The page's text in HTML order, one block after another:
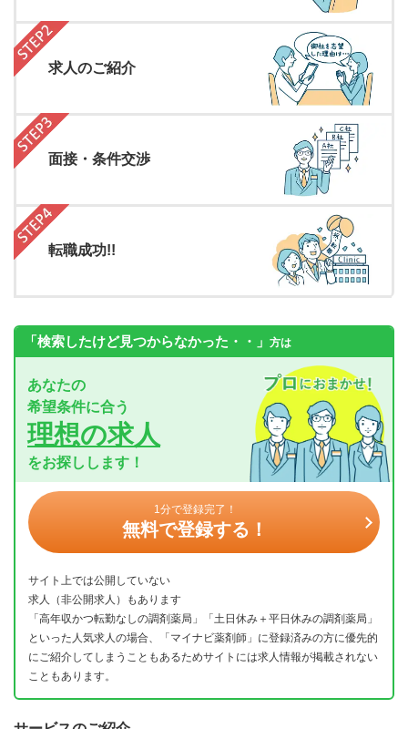
求人のご紹介
面接・条件交渉
転職成功!!
「検索したけど見つからなかった・・」 方は
あなたの
希望条件に合う
理想の求人
をお探しします！
1分で登録完了！
無料で登録する！
サイト上では公開していない
求人（非公開求人）もあります
「高年収かつ転勤なしの調剤薬局」「土日休み＋平日休みの調剤薬局」
といった人気求人の場合、「マイナビ薬剤師」に登録済みの方に優先的
にご紹介してしまうこともあるためサイトには求人情報が掲載されない
こともあります。